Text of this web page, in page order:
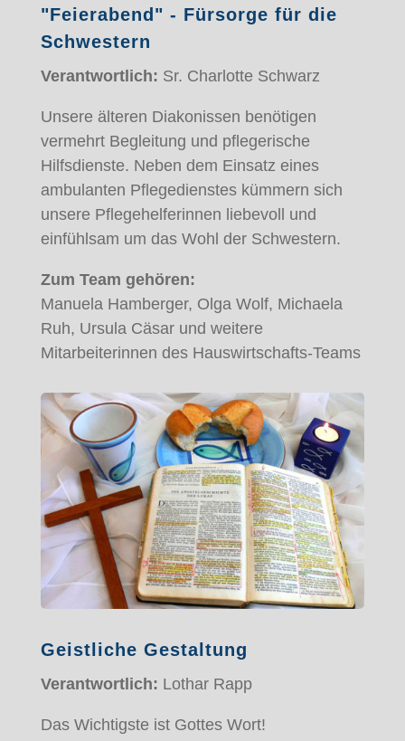
"Feierabend" - Fürsorge für die
Schwestern
Verantwortlich: Sr. Charlotte Schwarz
Unsere älteren Diakonissen benötigen
vermehrt Begleitung und pflegerische
Hilfsdienste. Neben dem Einsatz eines
ambulanten Pflegedienstes kümmern sich
unsere Pflegehelferinnen liebevoll und
einfühlsam um das Wohl der Schwestern.
Zum Team gehören:
Manuela Hamberger, Olga Wolf, Michaela
Ruh, Ursula Cäsar und weitere
Mitarbeiterinnen des Hauswirtschafts-Teams
Geistliche Gestaltung
Verantwortlich: Lothar Rapp
Das Wichtigste ist Gottes Wort!